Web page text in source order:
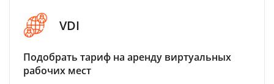
VDI
Подобрать тариф на аренду виртуальных
рабочих мест